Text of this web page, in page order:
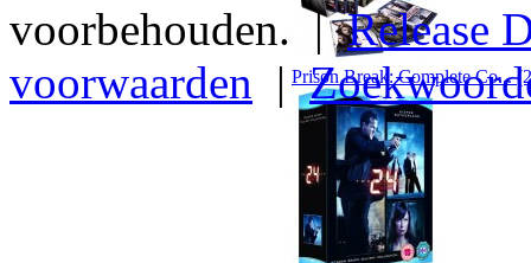
Prison Break: Complete Co...
voorbehouden. |Release
voorwaarden |